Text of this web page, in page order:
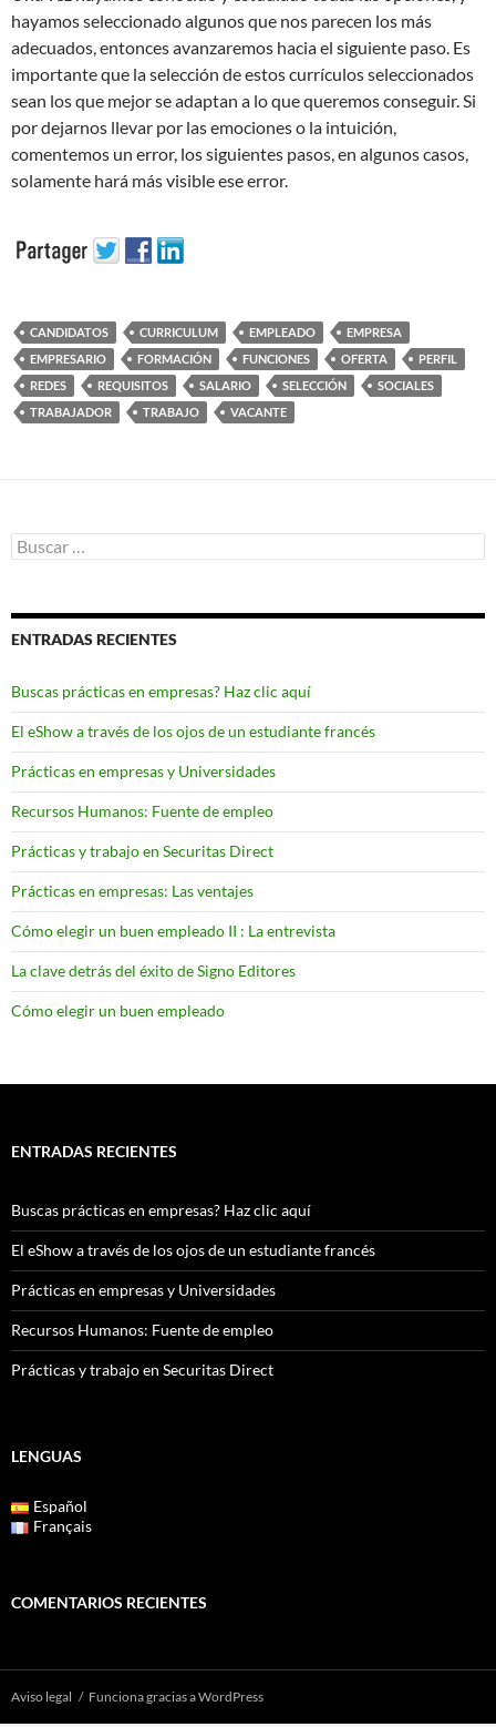
hayamos seleccionado algunos que nos parecen los más
adecuados, entonces avanzaremos hacia el siguiente paso. Es
importante que la selección de estos currículos seleccionados
sean los que mejor se adaptan a lo que queremos conseguir. Si
por dejarnos llevar por las emociones o la intuición,
comentemos un error, los siguientes pasos, en algunos casos,
solamente hará más visible ese error.
CANDIDATOS CURRICULUM EMPLEADO
EMPRESA
EMPRESARIO
FORMACIÓN FUNCIONES OFERTA
PERFIL
REDES
REQUISITOS SALARIO SELECCIÓN
SOCIALES
TRABAJADOR
TRABAJO VACANTE
Buscar:
ENTRADAS RECIENTES
Buscas prácticas en empresas? Haz clic aquí
El eShow a través de los ojos de un estudiante francés
Prácticas en empresas y Universidades
Recursos Humanos: Fuente de empleo
Prácticas y trabajo en Securitas Direct
Prácticas en empresas: Las ventajes
Cómo elegir un buen empleado II : La entrevista
La clave detrás del éxito de Signo Editores
Cómo elegir un buen empleado
ENTRADAS RECIENTES
Buscas prácticas en empresas? Haz clic aquí
El eShow a través de los ojos de un estudiante francés
Prácticas en empresas y Universidades
Recursos Humanos: Fuente de empleo
Prácticas y trabajo en Securitas Direct
LENGUAS
Español
Français
COMENTARIOS RECIENTES
Aviso legal Funciona gracias a WordPress